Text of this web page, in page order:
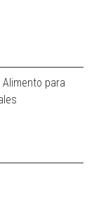
para